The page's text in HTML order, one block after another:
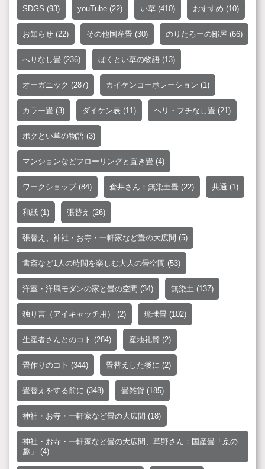
SDGS (93) youTube (22) い草 (410) おすすめ (10)
お知らせ (22) その他国産畳 (30) のりたろーの部屋 (66)
へりなし畳 (236) ぼくとい草の物語 (13)
オーガニック (287) カイケンコーポレーション (1)
カラー畳 (3) ダイケン表 (11) ヘリ・フチなし畳 (21)
ボクとい草の物語 (3)
マンションなどフローリングと置き畳 (4)
ワークショップ(84) 倉井さん：無染土畳 (22) 共通 (1)
和紙 (1) 張替え (26)
張替え、神社・お寺・一軒家など畳の大広間 (5)
書斎など1人の時間を楽しむ大人の畳空間 (53)
洋室・洋風モダンの家と畳の空間 (34) 無染土 (137)
独り言（アイキャッチ用） (2) 琉球畳 (102)
生産者さんとのコト (284) 産地礼賛 (2)
畳作りのコト (344) 畳替えした後に (2)
畳替えをする前に (348) 畳雑貨 (185)
神社・お寺・一軒家など畳の大広間 (18)
神社・お寺・一軒家など畳の大広間、草野さん：国産畳「京の
趣」
(4)